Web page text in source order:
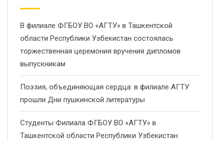
В филиале ФГБОУ ВО «АГТУ» в Ташкентской
области Республики Узбекистан состоялась
торжественная церемония вручения дипломов
выпускникам
Поэзия, объединяющая сердца: в филиале АГТУ
прошли Дни пушкинской литературы
Студенты Филиала ФГБОУ ВО «АГТУ» в
Ташкентской области Республики Узбекистан